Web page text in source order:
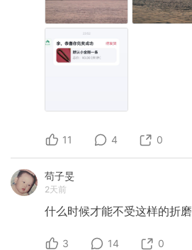
11 4 0
苟子旻
2天前
什么时候才能不受这样的折磨
3 14 0